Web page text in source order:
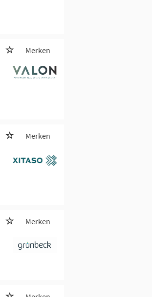
Merken
Merken
Merken